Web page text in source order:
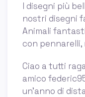
I disegni più
nostri disegni
Animali
con
Ciao a tutti
amico
un'anno di